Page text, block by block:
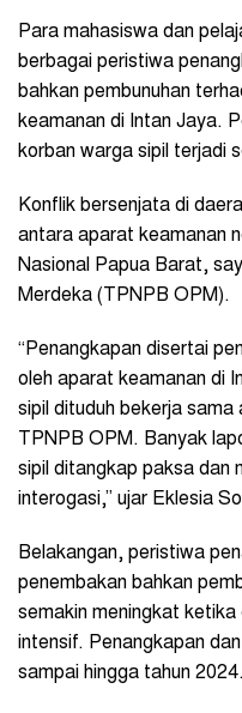
Para mahasiswa dan
berbagai peristiwa
bahkan pembunuhan
keamanan di Intan Jaya.
korban warga sipil terjadi
Konflik bersenjata di
antara aparat keamanan
Nasional Papua Barat,
Merdeka (TPNPB OPM).
“Penangkapan disertai
oleh aparat keamanan di
sipil dituduh bekerja sama
TPNPB OPM. Banyak
sipil ditangkap paksa dan
interogasi,” ujar Eklesia
Belakangan, peristiwa
penembakan bahkan
semakin meningkat
intensif. Penangkapan
sampai hingga tahun 2024.